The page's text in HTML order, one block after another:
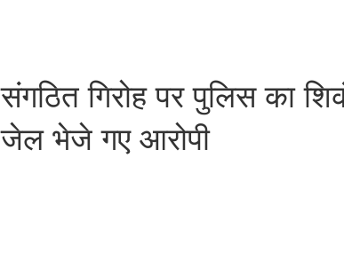
संगठित गिरोह पर पुलिस का
जेल भेजे गए आरोपी